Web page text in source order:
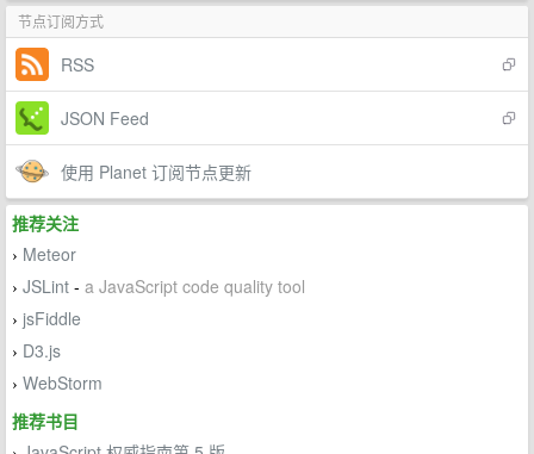
节点订阅方式
RSS
JSON Feed
使用 Planet 订阅节点更新
推荐关注
› Meteor
› JSLint - a JavaScript code quality tool
› jsFiddle
› D3.js
› WebStorm
推荐书目